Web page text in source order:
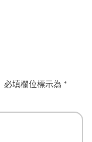
必填欄位標示為 *